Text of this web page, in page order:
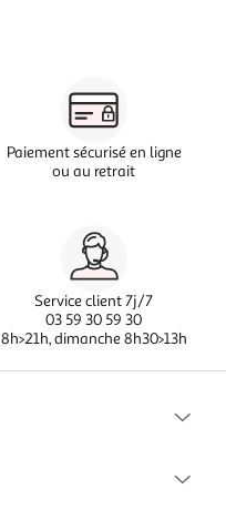
Paiement sécurisé en ligne
ou au retrait
Service client 7j/7
03 59 30 59 30
8h>21h, dimanche 8h30>13h